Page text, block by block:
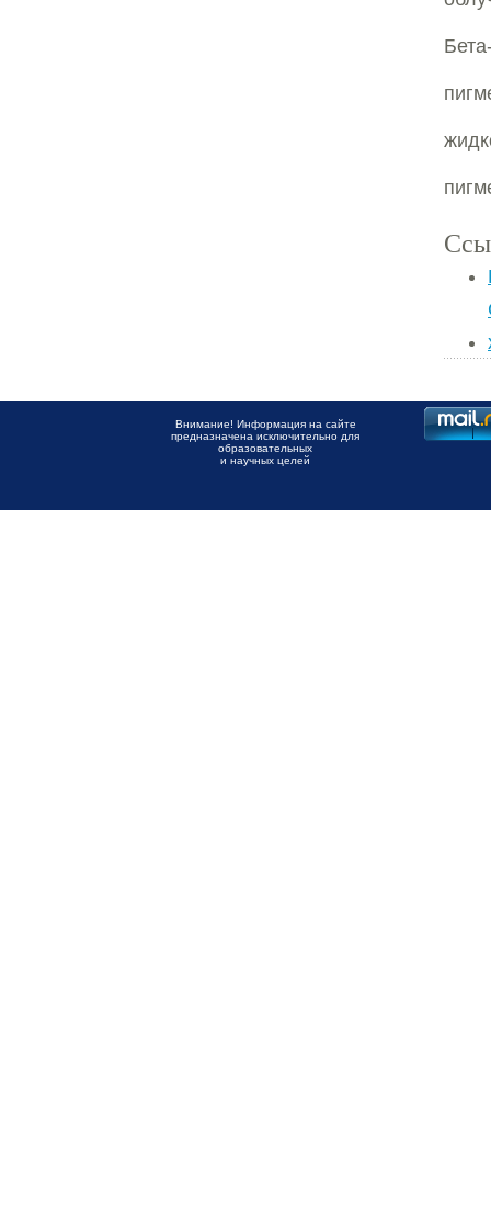
Внимание! Информация на сайте
предназначена исключительно для
образовательных
и научных целей